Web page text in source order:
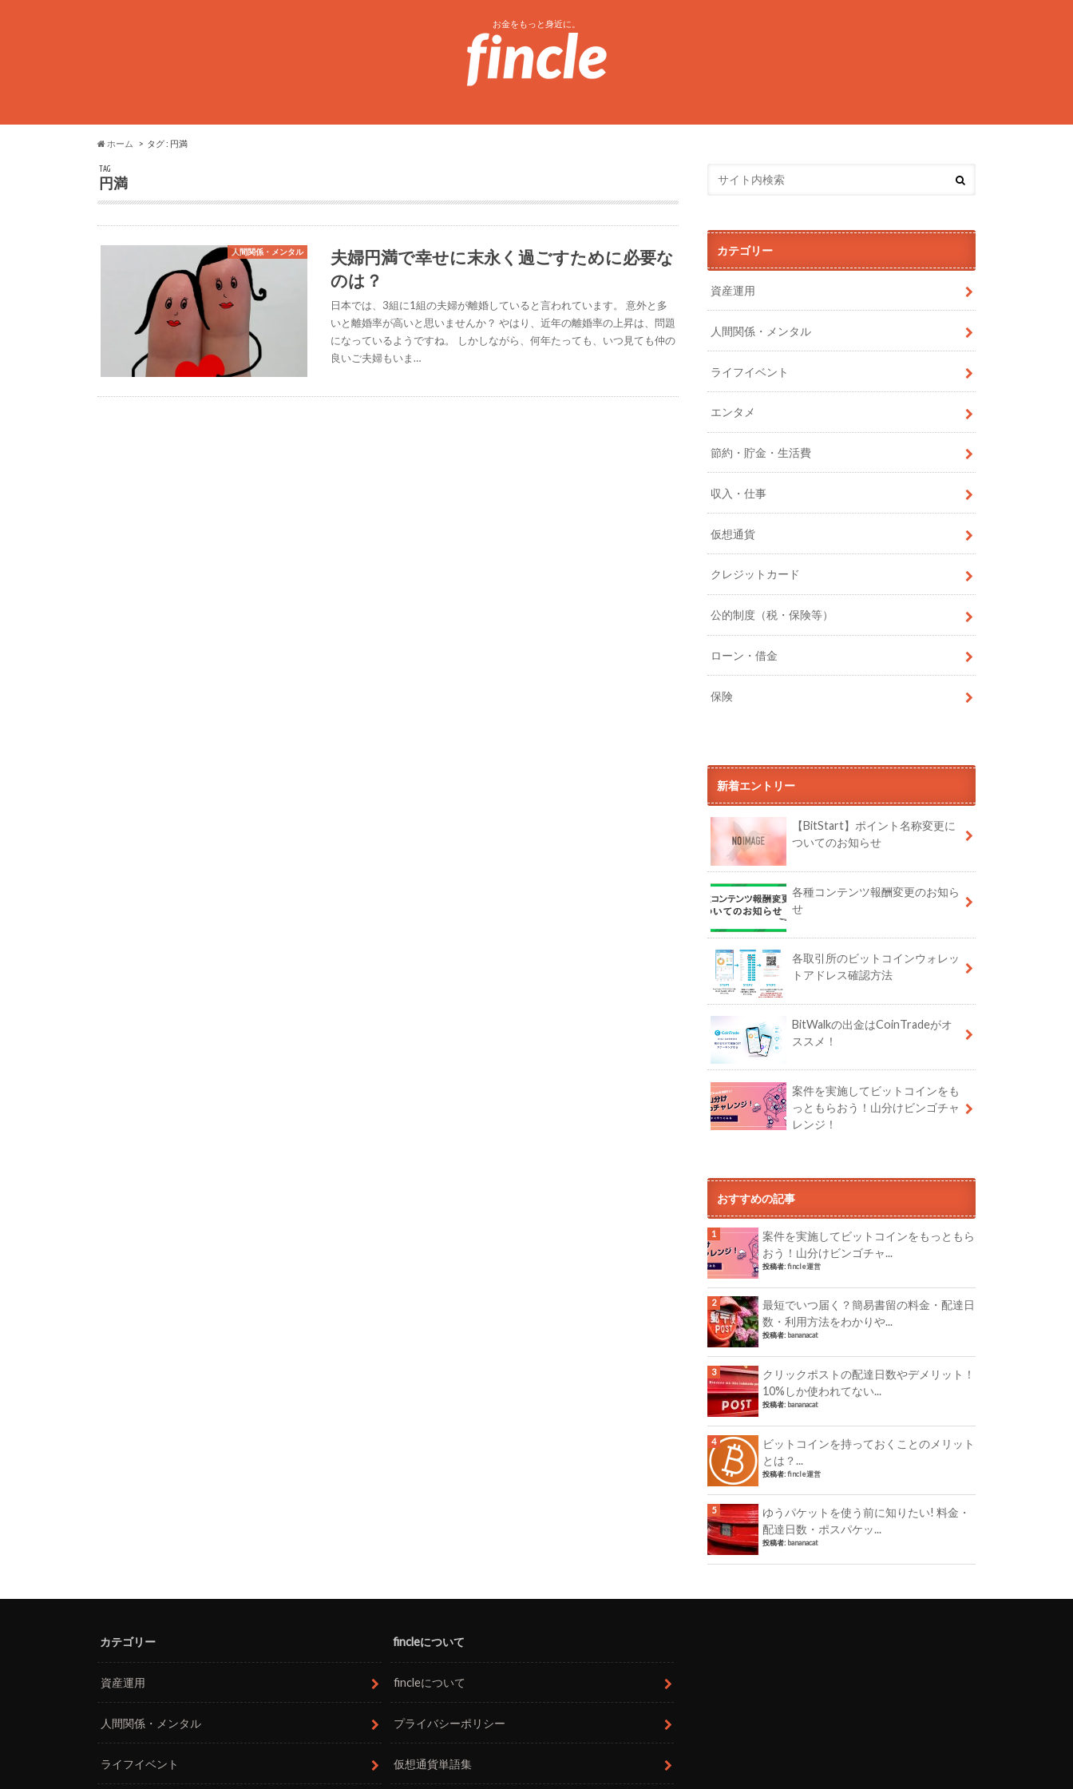
お金をもっと身近に。
ホーム タグ : 円満
TAG
円満
人間関係・メンタル
夫婦円満で幸せに末永く過ごすために必要な
のは？
日本では、3組に1組の夫婦が離婚していると言われています。 意外と多
いと離婚率が高いと思いませんか？ やはり、近年の離婚率の上昇は、問題
になっているようですね。 しかしながら、何年たっても、いつ見ても仲の
良いご夫婦もいま…
カテゴリー
資産運用
人間関係・メンタル
ライフイベント
エンタメ
節約・貯金・生活費
収入・仕事
仮想通貨
クレジットカード
公的制度（税・保険等）
ローン・借金
保険
新着エントリー
【BitStart】ポイント名称変更に
ついてのお知らせ
各種コンテンツ報酬変更のお知ら
せ
各取引所のビットコインウォレッ
トアドレス確認方法
BitWalkの出金はCoinTradeがオ
ススメ！
案件を実施してビットコインをも
っともらおう！山分けビンゴチャ
レンジ！
おすすめの記事
案件を実施してビットコインをもっともら
おう！山分けビンゴチャ...
投稿者:fincle運営
最短でいつ届く？簡易書留の料金・配達日
数・利用方法をわかりや...
投稿者: bananacat
クリックポストの配達日数やデメリット！
10%しか使われてない...
投稿者: bananacat
ビットコインを持っておくことのメリット
とは？...
投稿者:fincle運営
ゆうパケットを使う前に知りたい! 料金・
配達日数・ポスパケッ...
投稿者: bananacat
カテゴリー
資産運用
人間関係・メンタル
ライフイベント
fincleについて
fincleについて
プライバシーポリシー
仮想通貨単語集